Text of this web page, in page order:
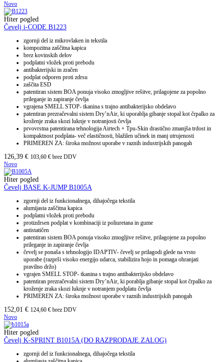
Novo
Hiter pogled
Čevelj i-CODE B1223
zgornji del iz mikrovlaken in tekstila
kompozitna zaščitna kapica
brez kovinskih delov
podplatni vložek proti prebodu
antibakterijski in zračen
podplat odporen proti zdrsu
zaščita ESD
patentiran sistem BOA ponuja visoko zmogljive rešitve, prilagojene za popolno
prileganje in zapiranje čevlja
vgrajena SMELL STOP- tkanina s trajno antibakterijsko obdelavo
patentiran prezračevalni sistem Dry’nAir, ki uporablja gibanje stopal kot črpalko za
kroženje zraka skozi luknje v notranjosti čevlja
prvovrstna patentirana tehnologija Airtech + Tpu-Skin drastično zmanjša trdost in
kompaktnost podplata- več elastičnosti, blažilen učinek in manj utrujenosti
PRIMEREN ZA: široka možnost uporabe v raznih industrijskih panogah
126,39 € 103,60 € brez DDV
Novo
Hiter pogled
Čevelj BASE K-JUMP B1005A
zgornji del iz funkcionalnega, dihajočega tekstila
alumijasta zaščitna kapica
podplatni vložek proti prebodu
protizdrsen podplat v kombinaciji iz poliuretana in gume
antistatičen
patentiran sistem BOA ponuja visoko zmogljive rešitve, prilagojene za popolno
prileganje in zapiranje čevlja
čevelj se ponaša s tehnologijo IDAPTIV- čevelj se prilagodi glede na vrsto
uporabe (razprši visoko energijo udarca, stabilizira hojo in pomaga ohranjati
pravilno držo)
vgrajen SMELL STOP- tkanina s trajno antibakterijsko obdelavo
patentiran prezračevalni sistem Dry’nAir, ki porablja gibanje stopal kot črpalko za
kroženje zraka skozi luknje v notranjem podplatu čevlja
PRIMEREN ZA: široka možnost uporabe v raznih industrijskih panogah
152,01 € 124,60 € brez DDV
Novo
Hiter pogled
Čevelj K-SPRINT B1015A (DO RAZPRODAJE ZALOG)
zgornji del iz funkcionalnega, dihajočega tekstila